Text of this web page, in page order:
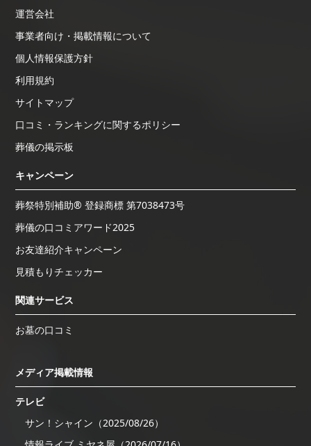
運営会社
事業者向け・掲載情報について
個人情報保護方針
利用規約
サイトマップ
口コミ・ランキングに関するポリシー
葬儀の掲示板
キャンペーン
葬祭特別補助® 登録商標 第7038473号
葬儀の口コミアワード2025
お友達紹介キャンペーン
見積もりチェッカー
関連サービス
お墓の口コミ
メディア掲載情報
テレビ
サン！シャイン（2025/08/26）